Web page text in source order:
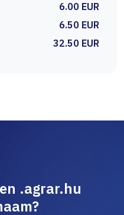
6.00 EUR
6.50 EUR
32.50 EUR
.agrar.hu